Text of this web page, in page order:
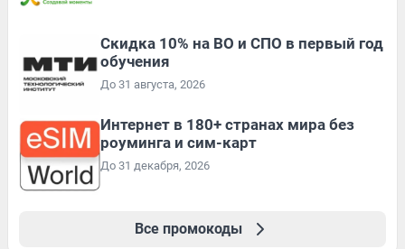
Скидка 10% на ВО и СПО в первый год
обучения
До 31 августа, 2026
Интернет в 180+ странах мира без
роуминга и сим-карт
До 31 декабря, 2026
Все промокоды